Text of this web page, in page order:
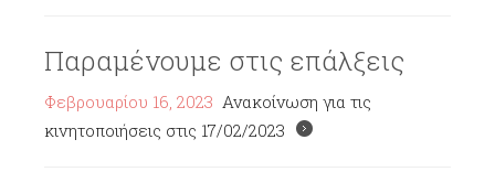
Παραμένουμε στις επάλξεις
Φεβρουαρίου 16, 2023 Ανακοίνωση για τις
κινητοποιήσεις στις 17/02/2023